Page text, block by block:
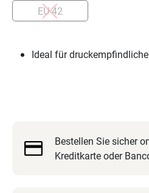
Ideal für
42
Ideal
vorrätig
Valencia For Woman Menge
Bestellen Sie sicher
Kreditkarte oder